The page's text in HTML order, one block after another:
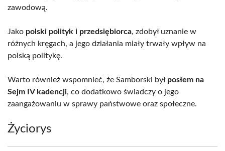
zawodową.
Jako polski polityk i przedsiębiorca, zdobył uznanie w
różnych kręgach, a jego działania miały trwały wpływ na
polską politykę.
Warto również wspomnieć, że Samborski był posłem na
Sejm IV kadencji, co dodatkowo świadczy o jego
zaangażowaniu w sprawy państwowe oraz społeczne.
Życiorys